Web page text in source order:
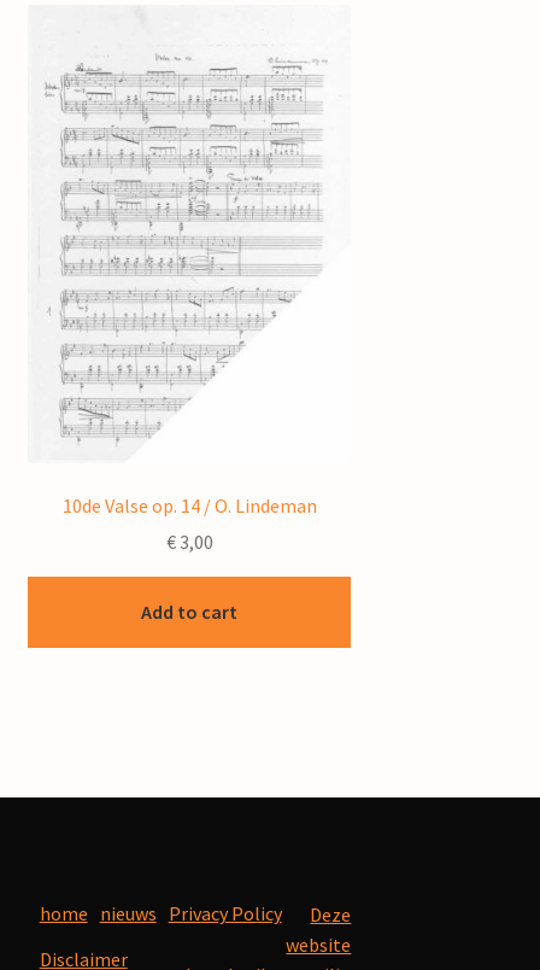
10de Valse op. 14 / O. Lindeman
€3,00
Add to cart
home nieuws Privacy Policy
Disclaimer
Deze
website